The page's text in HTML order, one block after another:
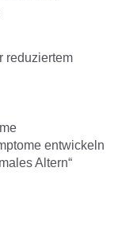
reduziertem
entwickeln
Altern“